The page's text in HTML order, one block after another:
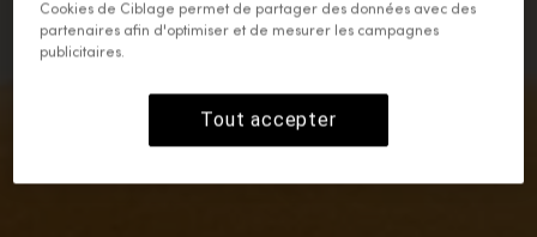
Cookies de Ciblage permet de partager des données avec des
partenaires afin d'optimiser et de mesurer les campagnes
publicitaires.
Tout accepter